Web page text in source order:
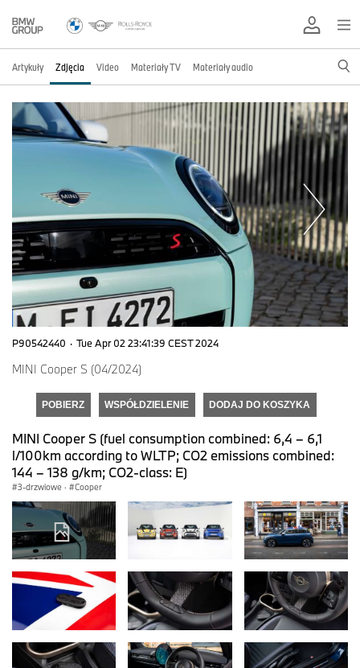
Artykuły Zdjęcia Video Materiały TV Materiały audio
P90542440 · Tue Apr 02 23:41:39 CEST 2024
MINI Cooper S (04/2024)
POBIERZ WSPÓŁDZIELENIE DODAJ DO KOSZYKA
MINI Cooper S (fuel consumption combined: 6,4 – 6,1
l/100km according to WLTP; CO2 emissions combined:
144 – 138 g/km; CO2-class: E)
3-drzwiowe · Cooper